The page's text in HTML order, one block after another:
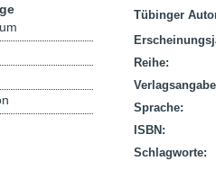
Tübinger
Reihe:
Sprache:
ISBN:
Schlagworte: